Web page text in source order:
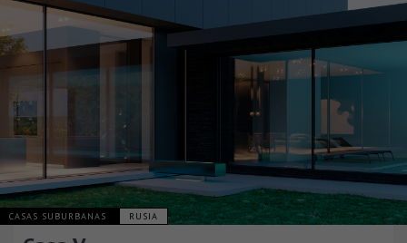
CASAS SUBURBANAS RUSIA